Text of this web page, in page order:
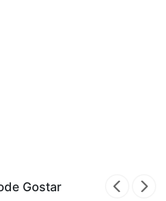
Gostar